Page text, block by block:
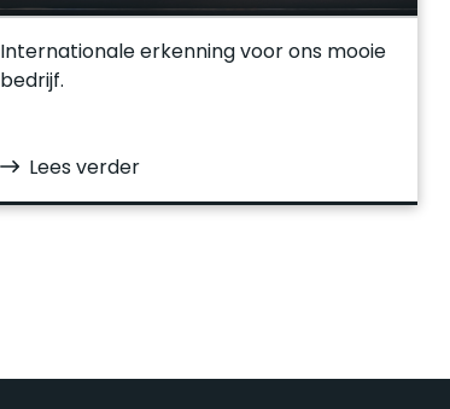
Internationale erkenning voor ons mooie
bedrijf.
Lees verder